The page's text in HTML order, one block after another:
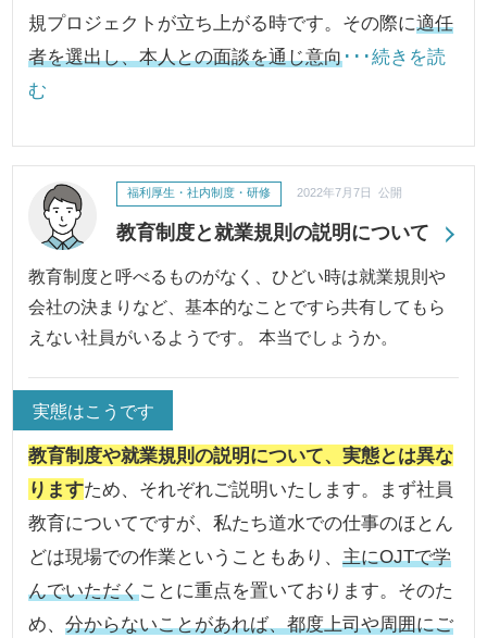
規プロジェクトが立ち上がる時です。その際に適任
者を選出し、本人との面談を通じ意向･･･続きを読
む
教育制度と就業規則の説明について
福利厚生・社内制度・研修 2022年7月7日 公開
教育制度と呼べるものがなく、ひどい時は就業規則や
会社の決まりなど、基本的なことですら共有してもら
えない社員がいるようです。 本当でしょうか。
実態はこうです
教育制度や就業規則の説明について、実態とは異な
りますため、それぞれご説明いたします。まず社員
教育についてですが、私たち道水での仕事のほとん
どは現場での作業ということもあり、主にOJTで学
んでいただくことに重点を置いております。そのた
め、分からないことがあれば、都度上司や周囲にご